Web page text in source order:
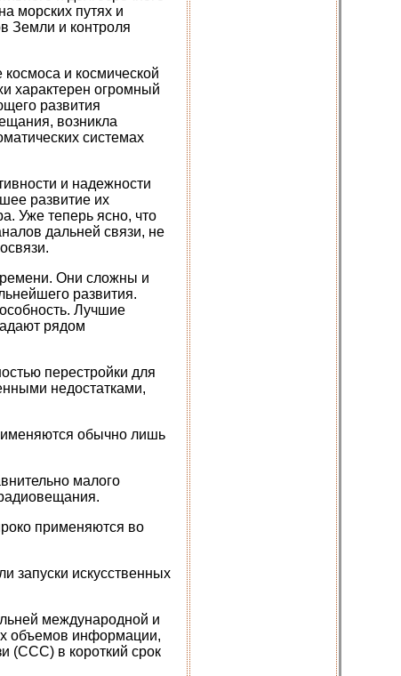
морских путях и
Земли и контроля
и космической
характерен огромный
развития
возникла
системах
и надежности
развитие их
Уже теперь ясно, что
дальней связи, не
Они сложны и
развития.
Лучшие
рядом
перестройки для
недостатками,
обычно лишь
малого
применяются во
запуски искусственных
международной и
объемов информации,
(ССС) в короткий срок